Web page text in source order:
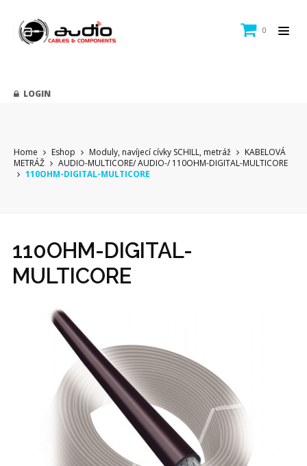
0
LOGIN
Home Eshop Moduly, navíjecí cívky SCHILL, metráž
KABELOVÁ
METRÁŽ
AUDIO-MULTICORE/ AUDIO-/ 110OHM-DIGITAL-MULTICORE
110OHM-DIGITAL-MULTICORE
110OHM-DIGITAL-
MULTICORE